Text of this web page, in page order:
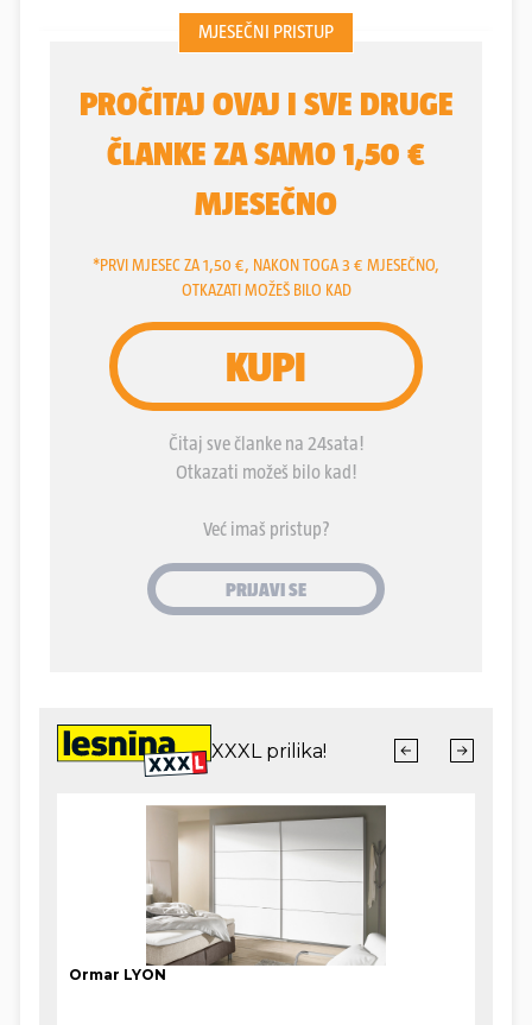
svaku utakmicu želi igrati, kako bi dohvatio formu
za Europsko prvenstvo. I u tome ga svi
veselja donio, ni ne možemo drugačije.